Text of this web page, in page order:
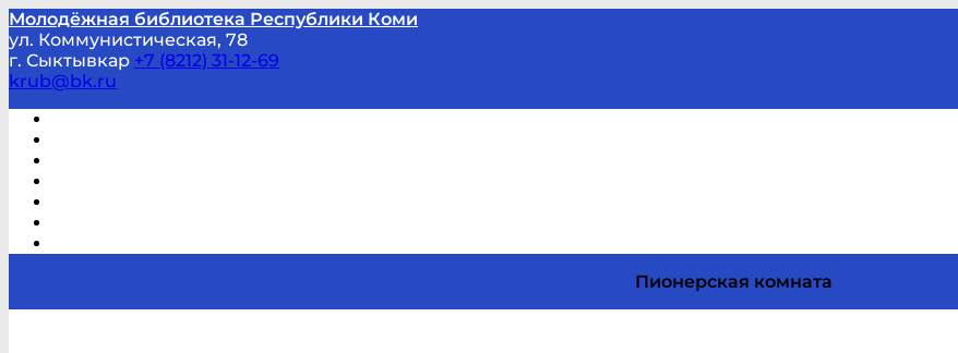
Молодёжная библиотека Республики Коми
ул. Коммунистическая, 78
г. Сыктывкар +7 (8212) 31-12-69
krub@bk.ru
Пионерская комната